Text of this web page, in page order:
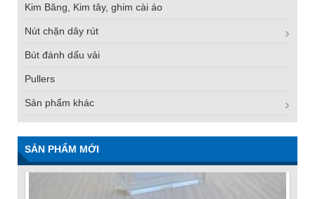
Kim Băng, Kim tây, ghim cài áo
Nút chặn dây rút
Bút đánh dấu vải
Pullers
Sản phẩm khác
SẢN PHẨM MỚI